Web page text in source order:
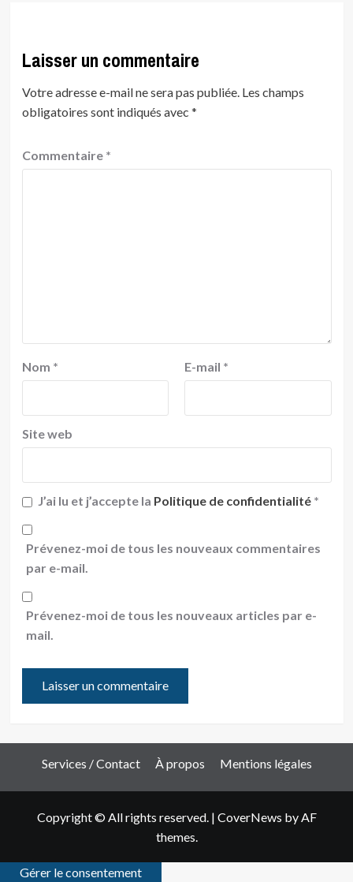
Laisser un commentaire
Votre adresse e-mail ne sera pas publiée. Les champs
obligatoires sont indiqués avec *
Commentaire *
Nom * E-mail *
Site web
J’ai lu et j’accepte la Politique de confidentialité *
Prévenez-moi de tous les nouveaux commentaires
par e-mail.
Prévenez-moi de tous les nouveaux articles par e-
mail.
Services / Contact À propos Mentions légales
Copyright © All rights reserved. | CoverNews by AF
themes.
Gérer le consentement